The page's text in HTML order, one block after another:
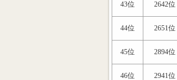
43位 2642位
44位 2651位
45位 2894位
46位 2941位